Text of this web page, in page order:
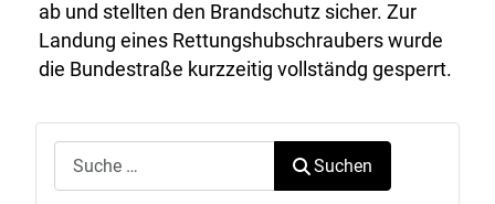
ab und stellten den Brandschutz sicher. Zur
Landung eines Rettungshubschraubers wurde
die Bundestraße kurzzeitig vollständg gesperrt.
Suchen